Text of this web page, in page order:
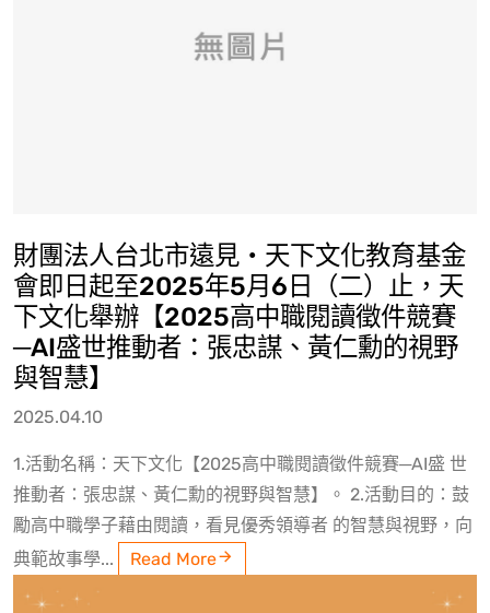
財團法人台北市遠見‧天下文化教育基金
會即日起至2025年5月6日（二）止，天
下文化舉辦【2025高中職閱讀徵件競賽
─AI盛世推動者：張忠謀、黃仁勳的視野
與智慧】
2025.04.10
1.活動名稱：天下文化【2025高中職閱讀徵件競賽─AI盛 世
推動者：張忠謀、黃仁勳的視野與智慧】。 2.活動目的：鼓
勵高中職學子藉由閱讀，看見優秀領導者 的智慧與視野，向
典範故事學...
Read More